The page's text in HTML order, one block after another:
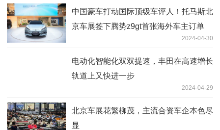
中国豪车打动国际顶级车评人！托马斯北
京车展签下腾势z9gt首张海外车主订单
2024-04-30
电动化智能化双双提速，丰田在高速增长
轨道上又快进一步
2024-04-29
北京车展花繁柳茂，主流合资车企本色尽
显